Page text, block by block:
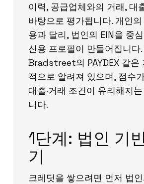
이력, 공급업체와의 거래, 대
바탕으로 평가됩니다. 개인
용과 달리, 법인의 EIN을 중
신용 프로필이 만들어집니다
Bradstreet의 PAYDEX 같은
적으로 알려져 있으며, 점수
대출·거래 조건이 유리해지
니다.
1단계: 법인 기
기
크레딧을 쌓으려면 먼저 법